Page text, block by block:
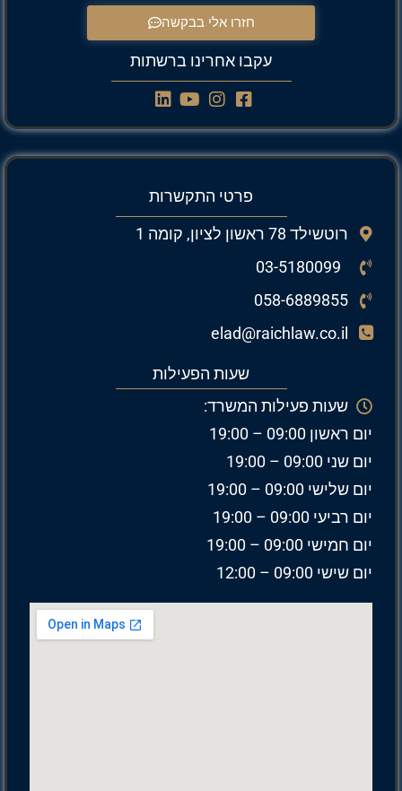
חזרו אלי בבקשה
עקבו אחרינו ברשתות
פרטי התקשרות
רוטשילד 78 ראשון לציון, קומה 1
058-6889855
elad@raichlaw.co.il
שעות הפעילות
שעות פעילות המשרד:
יום ראשון 09:00 – 19:00
יום שני 09:00 – 19:00
יום שלישי 09:00 – 19:00
יום רביעי 09:00 – 19:00
יום חמישי 09:00 – 19:00
יום שישי 09:00 – 12:00